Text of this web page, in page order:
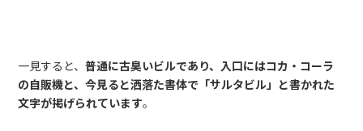
一見すると、普通に古臭いビルであり、入口にはコカ・コーラ
の自販機と、今見ると洒落た書体で「サルタビル」と書かれた
文字が掲げられています。